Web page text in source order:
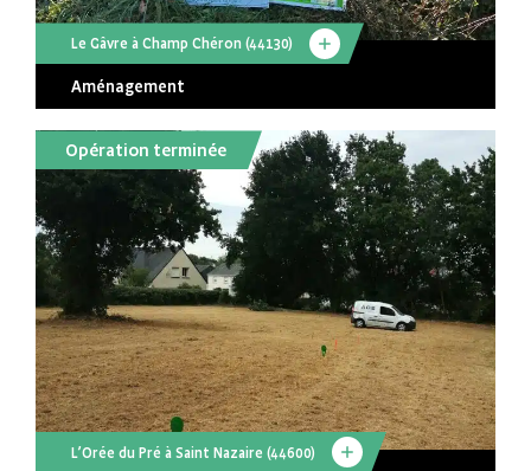
Le Gâvre à Champ Chéron (44130)
Aménagement
Opération terminée
L’Orée du Pré à Saint Nazaire (44600)